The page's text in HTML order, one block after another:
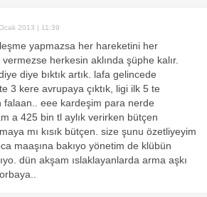
2013 | 11:39
yapmazsa her hareketini her
herkesin aklında şüphe kalır.
diye bıktık artık. lafa gelincede
3 kere avrupaya çıktık, ligi ilk 5 te
falaan.. eee kardeşim para nerde
a 425 bin tl aylık verirken bütçen
mı kısık bütçen. size şunu özetliyeyim
maaşına bakıyo yönetim de klübün
dün akşam ıslaklayanlarda arma aşkı